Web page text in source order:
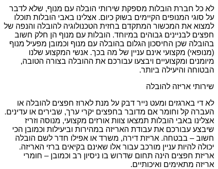
לא כל חברת הובלות מספקת שירותי הובלה עם מנוף, שלא לדבר
על סוגי המנופים הקיימים בשוק כיום. אצלינו באבי הובלות תוכלו
למצוא את המכשור המתקדם בחזית הטכנולוגיה להובלה והנפה של
חפצים לבניינים גבוהים במיוחד. הובלות עם מנוף הן חלק חשוב
בהובלה שכן החיסכון הגלום בהובלה עם מנוף וכמובן מפעיל מנוף
(מנופאי) מקצועי אינם עניין של מה בכך. אנשי המקצוע שלנו
מיומנים ומקצועיים ויבצעו עבורכם את ההובלה בצורה הטובה,
הבטוחה והיעילה ביותר.
שירותי אריזה להובלה
לא די בארגזים ומעט נייר דבק על מנת לארוז חפצים להובלה או
העברה קל וחומר אם מדובר בחפצים יקרי ערך, שבירים או עדינים.
אצלינו באבי הובלות תמצאו צוות אורזים מקצועי, מנוסה וזריז
שיבצע עבורכם את עבודת האריזה במהירות וביעילות וכמובן הכי
חשוב – בבטחה. אריזת דירה, משרד או אפילו חדר לשם הובלה
יכולה להיות עניין מורכב עבור אלו שאינם בקיאים ברזי האריזה.
אריזת חפצים הינה תחום שדרוש בו ניסיון רב וכמובן – חומרי
אריזה מתאימים ואיכותיים.